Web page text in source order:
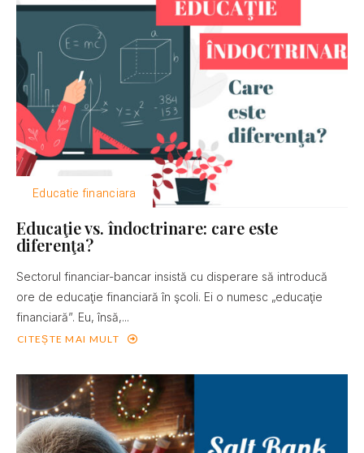
Educatie financiara
Educaţie vs. îndoctrinare: care este
diferenţa?
Sectorul financiar-bancar insistă cu disperare să introducă
ore de educaţie financiară în şcoli. Ei o numesc „educaţie
financiară”. Eu, însă,...
CITEȘTE MAI MULT